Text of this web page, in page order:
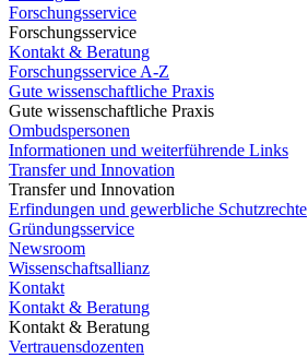
Forschungsservice
Forschungsservice
Kontakt & Beratung
Forschungsservice A-Z
Gute wissenschaftliche Praxis
Gute wissenschaftliche Praxis
Ombudspersonen
Informationen und weiterführende Links
Transfer und Innovation
Transfer und Innovation
Erfindungen und gewerbliche Schutzrechte
Gründungsservice
Newsroom
Wissenschaftsallianz
Kontakt
Kontakt & Beratung
Kontakt & Beratung
Vertrauensdozenten